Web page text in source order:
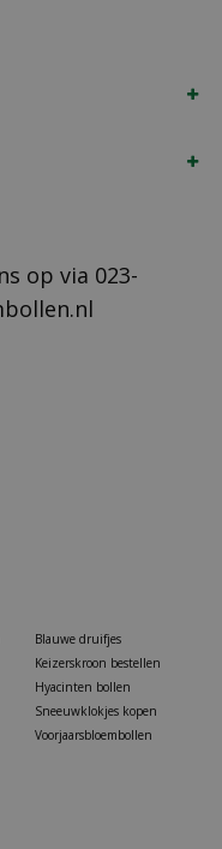
op via 023-
Blauwe druifjes
Keizerskroon bestellen
Hyacinten bollen
Sneeuwklokjes kopen
Voorjaarsbloembollen